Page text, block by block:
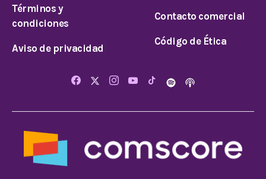
Términos y
condiciones
Aviso de privacidad
Contacto comercial
Código de Ética